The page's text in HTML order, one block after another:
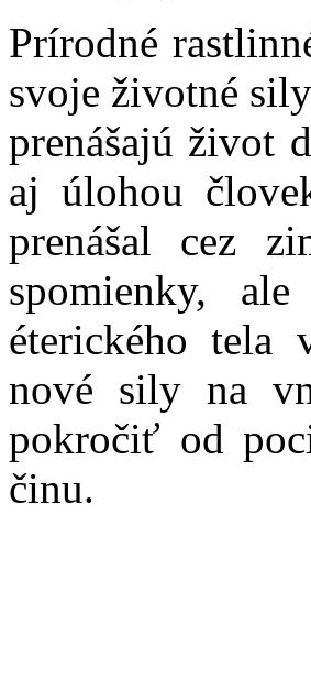
Prírodné
svoje životné
prenášajú život
aj úlohou
prenášal cez
spomienky,
éterického tela
nové sily na
pokročiť od
činu.